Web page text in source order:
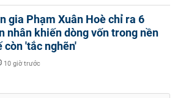
gia Phạm Xuân Hoè chỉ ra 6
nhân khiến dòng vốn trong nền
còn 'tắc nghẽn'
10 giờ trước